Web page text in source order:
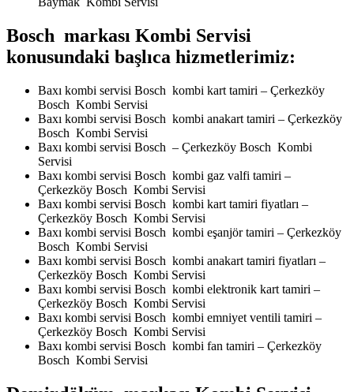
Bosch markası Kombi Servisi
konusundaki başlıca hizmetlerimiz:
Baxı kombi servisi Bosch kombi kart tamiri – Çerkezköy
Bosch Kombi Servisi
Baxı kombi servisi Bosch kombi anakart tamiri – Çerkezköy
Bosch Kombi Servisi
Baxı kombi servisi Bosch – Çerkezköy Bosch Kombi
Servisi
Baxı kombi servisi Bosch kombi gaz valfi tamiri –
Çerkezköy Bosch Kombi Servisi
Baxı kombi servisi Bosch kombi kart tamiri fiyatları –
Çerkezköy Bosch Kombi Servisi
Baxı kombi servisi Bosch kombi eşanjör tamiri – Çerkezköy
Bosch Kombi Servisi
Baxı kombi servisi Bosch kombi anakart tamiri fiyatları –
Çerkezköy Bosch Kombi Servisi
Baxı kombi servisi Bosch kombi elektronik kart tamiri –
Çerkezköy Bosch Kombi Servisi
Baxı kombi servisi Bosch kombi emniyet ventili tamiri –
Çerkezköy Bosch Kombi Servisi
Baxı kombi servisi Bosch kombi fan tamiri – Çerkezköy
Bosch Kombi Servisi